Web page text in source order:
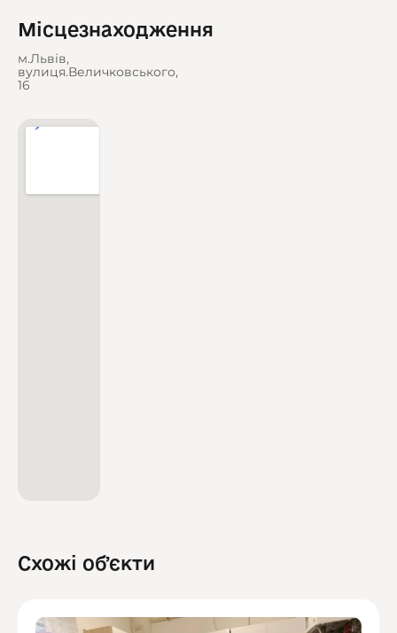
Місцезнаходження
м.Львів,
вулиця.Величковського,
16
Схожі обʼєкти